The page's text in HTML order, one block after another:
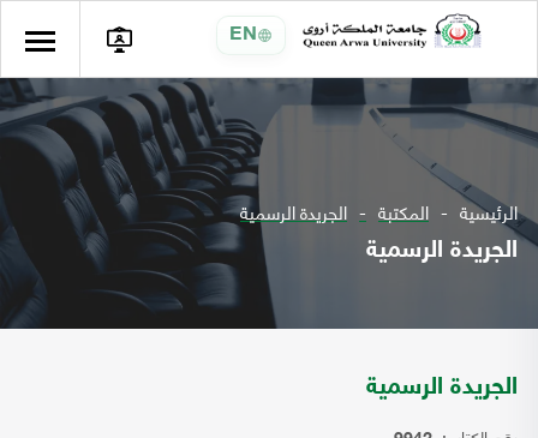
EN
الرئيسية المكتبة الجريدة الرسمية
الجريدة الرسمية
الجريدة الرسمية